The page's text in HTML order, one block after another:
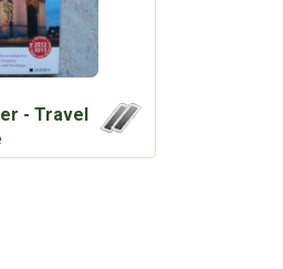
- Travel